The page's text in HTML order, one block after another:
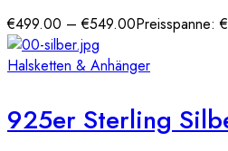
€499.00 –€549.00Preisspanne:
Halsketten & Anhänger